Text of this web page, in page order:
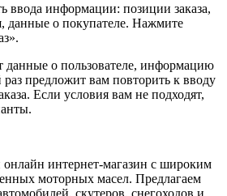
ввода информации: позиции заказа,
данные о покупателе. Нажмите
данные о пользователе, информацию
предложит вам повторить к вводу
Если условия вам не подходят,
интернет-магазин с широким
моторных масел. Предлагаем
скутеров, снегоходов и